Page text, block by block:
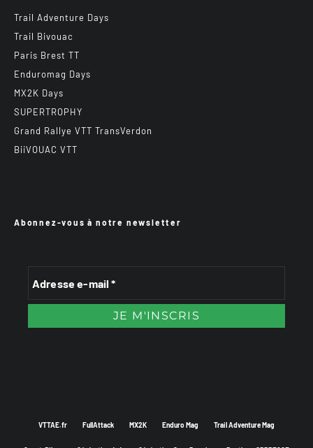
Trail Adventure Days
Trail Bivouac
Paris Brest TT
Enduromag Days
MX2K Days
SUPERTROPHY
Grand Rallye VTT TransVerdon
BiiVOUAC VTT
Abonnez-vous à notre newsletter
VTTAE.fr FullAttack MX2K Enduro Mag Trail Adventure Mag